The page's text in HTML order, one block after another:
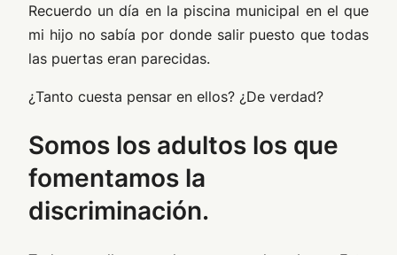
Recuerdo un día en la piscina municipal en el que
mi hijo no sabía por donde salir puesto que todas
las puertas eran parecidas.
¿Tanto cuesta pensar en ellos? ¿De verdad?
Somos los adultos los que
fomentamos la
discriminación.